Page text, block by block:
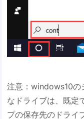
注意：windows10の
なドライブは、既定
プの保存先のドライ